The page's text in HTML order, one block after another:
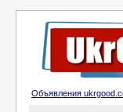
Объявления